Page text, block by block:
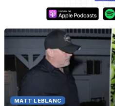
MATT LEBLANC